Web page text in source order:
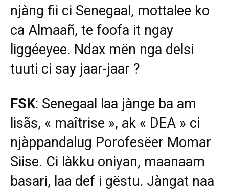
njàng fii ci Senegaal, mottalee ko
ca Almaañ, te foofa it ngay
liggéeyee. Ndax mën nga delsi
tuuti ci say jaar-jaar ?
FSK: Senegaal laa jànge ba am
lisãs, « maîtrise », ak « DEA » ci
njàppandalug Porofesëer Momar
Siise. Ci làkku oniyan, maanaam
basari, laa def i gëstu. Jàngat naa